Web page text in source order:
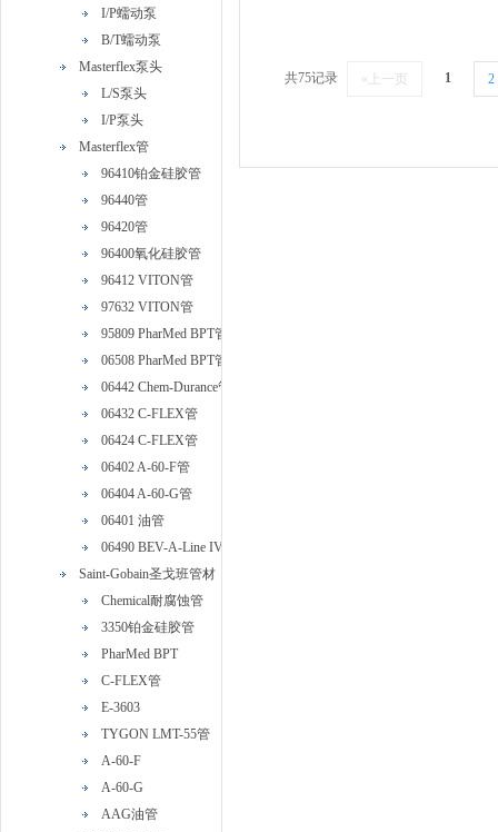
I/P蠕动泵
B/T蠕动泵
Masterflex泵头
L/S泵头
I/P泵头
Masterflex管
96410铂金硅胶管
96440管
96420管
96400氧化硅胶管
96412 VITON管
97632 VITON管
95809 PharMed BPT管
06508 PharMed BPT管
06442 Chem-Durance管
06432 C-FLEX管
06424 C-FLEX管
06402 A-60-F管
06404 A-60-G管
06401 油管
06490 BEV-A-Line IV管
Saint-Gobain圣戈班管材
Chemical耐腐蚀管
3350铂金硅胶管
PharMed BPT
C-FLEX管
E-3603
TYGON LMT-55管
A-60-F
A-60-G
AAG油管
共75记录 «上一页 1 2